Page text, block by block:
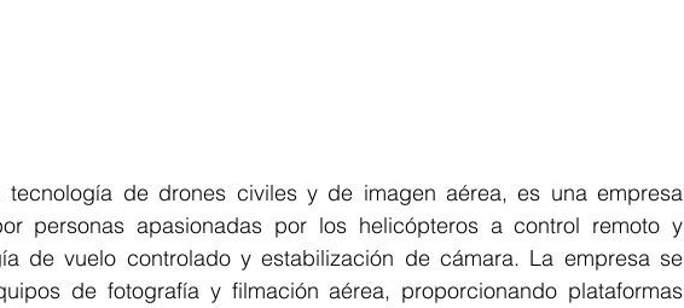
tecnología de drones civiles y de imagen aérea, es una empresa
personas apasionadas por los helicópteros a control remoto y
de vuelo controlado y estabilización de cámara. La empresa se
de fotografía y filmación aérea, proporcionando plataformas